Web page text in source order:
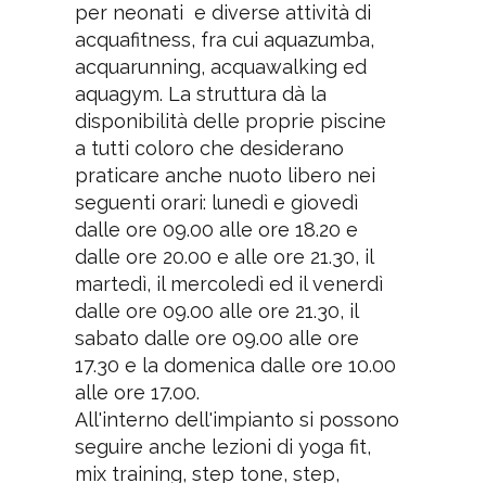
per neonati e diverse attività di
acquafitness, fra cui aquazumba,
acquarunning, acquawalking ed
aquagym. La struttura dà la
disponibilità delle proprie piscine
a tutti coloro che desiderano
praticare anche nuoto libero nei
seguenti orari: lunedì e giovedì
dalle ore 09.00 alle ore 18.20 e
dalle ore 20.00 e alle ore 21.30, il
martedì, il mercoledì ed il venerdì
dalle ore 09.00 alle ore 21.30, il
sabato dalle ore 09.00 alle ore
17.30 e la domenica dalle ore 10.00
alle ore 17.00.
All'interno dell'impianto si possono
seguire anche lezioni di yoga fit,
mix training, step tone, step,